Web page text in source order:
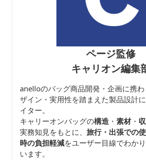
ページ監修
キャリオン編集
anelloのバッグ商品開発・企画に携
ザイン・実用性を踏まえた製品設計
イター。
キャリーオンバッグの構造 ・ 素材・
実務知見をもとに、 旅行・出張での
時の負担軽減をユーザー目線でわか
います。